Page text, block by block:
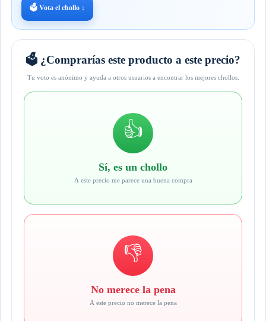
🗳️ Vota el chollo ↓
🗳️ ¿Comprarías este producto a este precio?
Tu voto es anónimo y ayuda a otros usuarios a encontrar los mejores chollos.
👍
Sí, es un chollo
A este precio me parece una buena compra
👎
No merece la pena
A este precio no merece la pena